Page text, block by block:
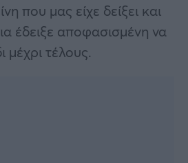
που μας είχε δείξει και
έδειξε αποφασισμένη να
μέχρι τέλους.